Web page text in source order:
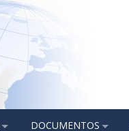
DOCUMENTOS